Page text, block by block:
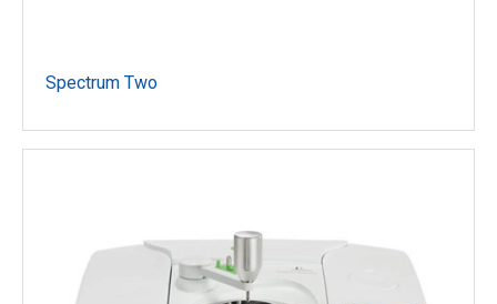
Spectrum Two